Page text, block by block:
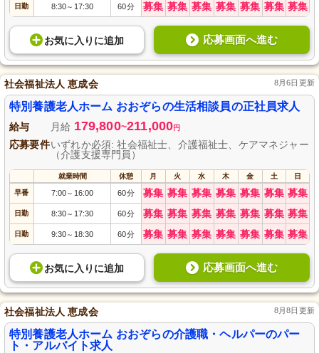
日勤 8:30～ 17:30 60分 募集 募集 募集 募集 募集 募集 募集
お気に入り に追加 応募画面へ進む
社会福祉法人 恵成会 8月6日更新
特別養護老人ホーム おおぞらの生活相談員の正社員求人
給与 月給 179,800~211,000円
応募要件いずれか必須: 社会福祉士、介護福祉士、ケアマネジャー
（介護支援専門員）
就業時間 休憩 月 火 水 木 金 土 日
早番 7:00～ 16:00 60分 募集 募集 募集 募集 募集 募集 募集
日勤 8:30～ 17:30 60分 募集 募集 募集 募集 募集 募集 募集
日勤 9:30～ 18:30 60分 募集 募集 募集 募集 募集 募集 募集
お気に入り に追加 応募画面へ進む
社会福祉法人 恵成会 8月8日更新
特別養護老人ホーム おおぞらの介護職・ヘルパーのパー
ト・アルバイト求人